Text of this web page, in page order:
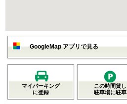
GoogleMap アプリで見る
マイパーキング
に登録
この時間貸し
駐車場に駐車